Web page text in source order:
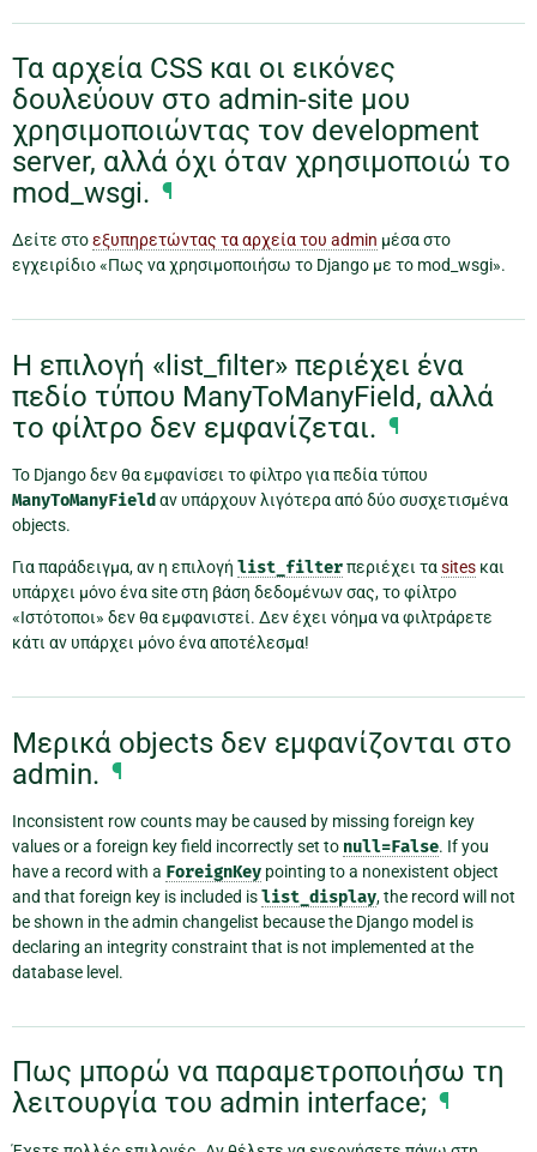
Τα αρχεία CSS και οι εικόνες
δουλεύουν στο admin-site μου
χρησιμοποιώντας τον development
server, αλλά όχι όταν χρησιμοποιώ το
mod_wsgi. ¶
Δείτε στοεξυπηρετώντας τα αρχεία του admin μέσα στο
εγχειρίδιο «Πως να χρησιμοποιήσω το Django με το mod_wsgi».
Η επιλογή «list_filter» περιέχει ένα
πεδίο τύπου ManyToManyField, αλλά
το φίλτρο δεν εμφανίζεται. ¶
Το Django δεν θα εμφανίσει το φίλτρο για πεδία τύπου
ManyToManyField αν υπάρχουν λιγότερα από δύο συσχετισμένα
objects.
Για παράδειγμα, αν η επιλογή list_filterπεριέχει ταsites και
υπάρχει μόνο ένα site στη βάση δεδομένων σας, το φίλτρο
«Ιστότοποι» δεν θα εμφανιστεί. Δεν έχει νόημα να φιλτράρετε
κάτι αν υπάρχει μόνο ένα αποτέλεσμα!
Μερικά objects δεν εμφανίζονται στο
admin. ¶
Inconsistent row counts may be caused by missing foreign key
values or a foreign key field incorrectly set to null=False. If you
have a record with a ForeignKey pointing to a nonexistent object
and that foreign key is included islist_display, the record will not
be shown in the admin changelist because the Django model is
declaring an integrity constraint that is not implemented at the
database level.
Πως μπορώ να παραμετροποιήσω τη
λειτουργία του admin interface; ¶